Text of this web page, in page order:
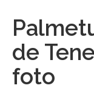
de
foto